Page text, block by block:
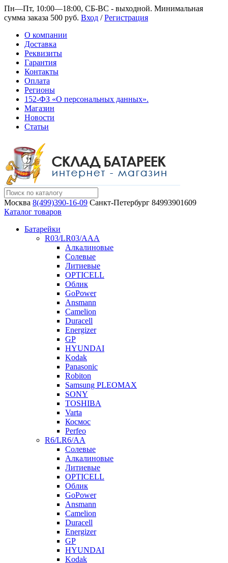
Пн—Пт, 10:00—18:00, СБ-ВС - выходной. Минимальная
сумма заказа 500 руб. Вход /Регистрация
О компании
Доставка
Реквизиты
Гарантия
Контакты
Оплата
Регионы
152-ФЗ «О персональных данных».
Магазин
Новости
Статьи
Москва 8(499)390-16-09 Санкт-Петербург 84993901609
Каталог товаров
Батарейки
R03/LR03/AAA
Алкалиновые
Солевые
Литиевые
OPTICELL
Облик
GoPower
Ansmann
Camelion
Duracell
Energizer
GP
HYUNDAI
Kodak
Panasonic
Robiton
Samsung PLEOMAX
SONY
TOSHIBA
Varta
Космос
Perfeo
R6/LR6/AA
Солевые
Алкалиновые
Литиевые
OPTICELL
Облик
GoPower
Ansmann
Camelion
Duracell
Energizer
GP
HYUNDAI
Kodak